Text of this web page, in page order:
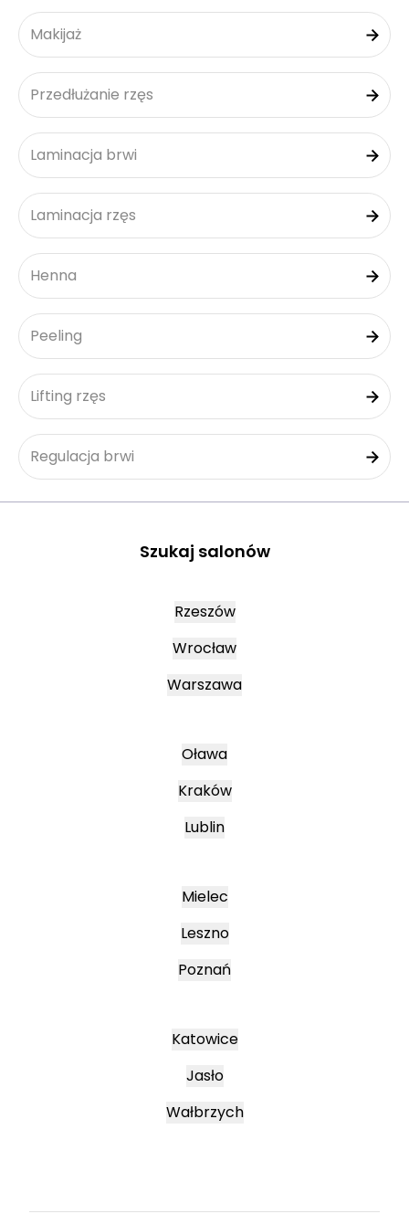
Makijaż
Przedłużanie rzęs
Laminacja brwi
Laminacja rzęs
Henna
Peeling
Lifting rzęs
Regulacja brwi
Szukaj salonów
Rzeszów
Wrocław
Warszawa
Oława
Kraków
Lublin
Mielec
Leszno
Poznań
Katowice
Jasło
Wałbrzych